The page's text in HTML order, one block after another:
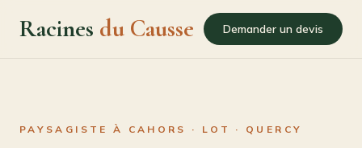
Racines du Causse Demander un devis
PAYSAGISTE À CAHORS · LOT · QUERCY